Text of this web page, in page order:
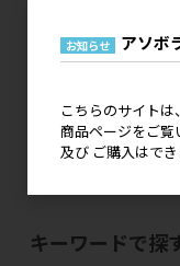
キーワードで探
お知らせ アソボ
こちらのサイトは
商品ページをご
及び ご購入はで